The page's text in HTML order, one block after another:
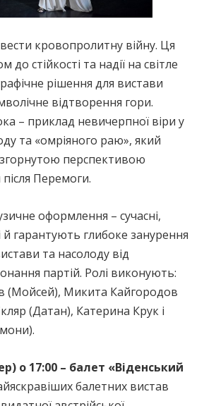
кровопролитну війну. Ця
до стійкості та надії на світле
рішення для вистави
відтворення гори.
– приклад невичерпної віри у
та «омріяного раю», який
перспективою
Перемоги.
оформлення – сучасні,
й гарантують глибоке занурення
та насолоду від
партій. Ролі виконують:
(Мойсей), Микита Кайгородов
(Датан), Катерина Крук і
о 17:00 – балет «Віденський
балетних вистав